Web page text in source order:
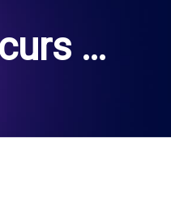
si